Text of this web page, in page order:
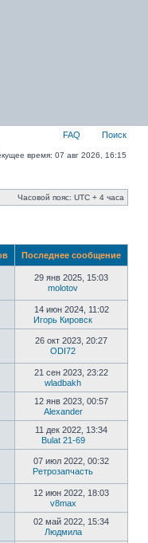
FAQ Поиск
время: 07 авг 2026, 16:15
Часовой пояс: UTC + 4 часа
Последнее сообщение
29 янв 2025, 15:03
molotov
14 июн 2024, 11:02
Игорь Кировск
26 окт 2023, 20:27
ODI72
21 сен 2023, 23:22
wladbakh
12 янв 2023, 00:57
Alexander
11 дек 2022, 13:34
Bulat 21-69
07 июл 2022, 00:32
Ретрозапчасть
12 июн 2022, 18:03
v8max
02 май 2022, 15:34
Людмила